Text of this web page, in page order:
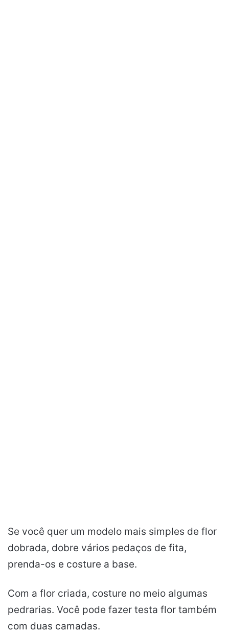
Se você quer um modelo mais simples de flor
dobrada, dobre vários pedaços de fita,
prenda-os e costure a base.
Com a flor criada, costure no meio algumas
pedrarias. Você pode fazer testa flor também
com duas camadas.